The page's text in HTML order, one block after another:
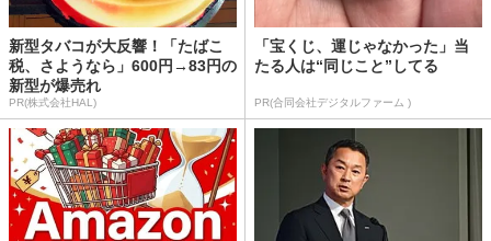
新型タバコが大反響！「たばこ
税、さようなら」600円→83円の
新型が爆売れ
PR(株式会社HAL)
「宝くじ、運じゃなかった」当
たる人は“同じこと”してる
PR(合同会社デジタルファーム )